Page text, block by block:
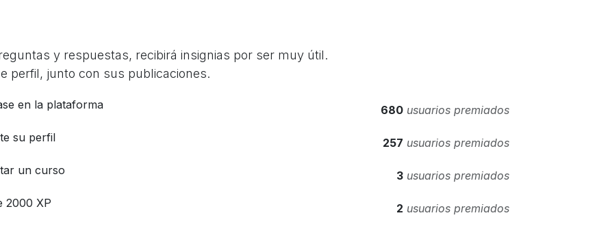
y respuestas, recibirá insignias por ser muy útil.
perfil, junto con sus publicaciones.
en la plataforma 680 usuarios premiados
su perfil 257 usuarios premiados
un curso 3 usuarios premiados
2000 XP 2 usuarios premiados